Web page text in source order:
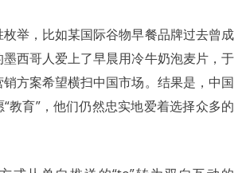
西哥人爱上了早晨用冷牛奶泡麦片，于
方案希望横扫中国市场。结果是，中国
教育”，他们仍然忠实地爱着选择众多的